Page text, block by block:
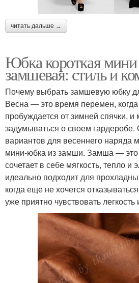
читать дальше →
Юбка короткая мини
замшевая: стиль и
Почему выбрать замшевую юбку
Весна — это время перемен,
пробуждается от зимней спячки,
задумываться о своем
вариантов для весеннего наряда
мини-юбка из замши. Замша — это
сочетает в себе мягкость, тепло и
идеально подходит для
когда еще не хочется
уже приятно чувствовать легкость